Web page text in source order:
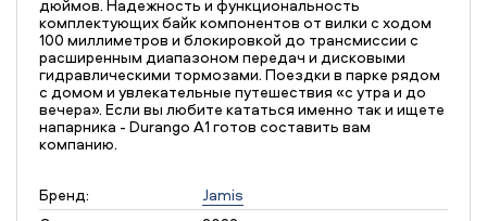
дюймов. Надежность и функциональность
комплектующих байк компонентов от вилки с ходом
100 миллиметров и блокировкой до трансмиссии с
расширенным диапазоном передач и дисковыми
гидравлическими тормозами. Поездки в парке рядом
с домом и увлекательные путешествия «с утра и до
вечера». Если вы любите кататься именно так и ищете
напарника - Durango А1 готов составить вам
компанию.
Бренд:
Jamis